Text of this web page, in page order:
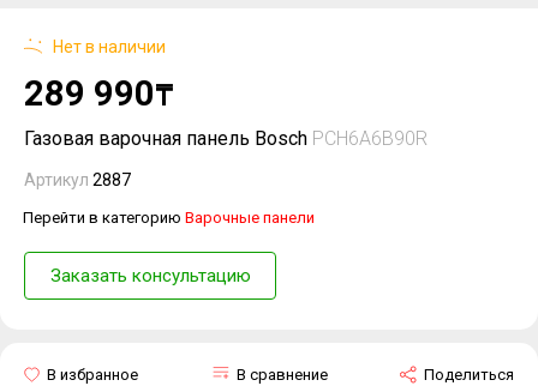
Газовая варочная панель Bosch PCH6A6B90R
Артикул 2887
Перейти в категорию Варочные панели
Заказать консультацию
Поделиться
В сравнение
В избранное
Нет в наличии
289 990₸